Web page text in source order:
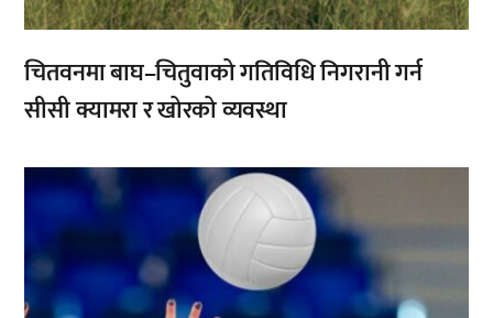
चितवनमा बाघ–चितुवाको गतिविधि निगरानी गर्न
सीसी क्यामरा र खोरको व्यवस्था
,